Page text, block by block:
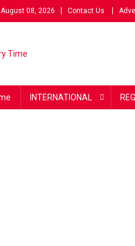
08, 2026 Contact Us
INTERNATIONAL